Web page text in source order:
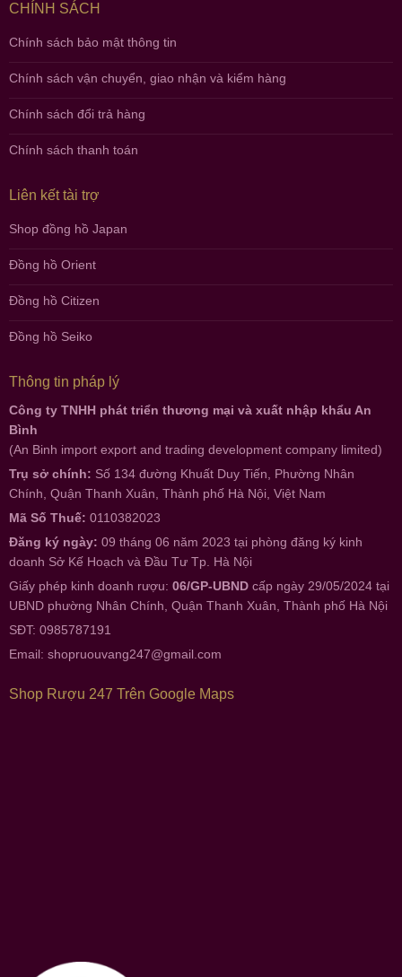
CHÍNH SÁCH
Chính sách bảo mật thông tin
Chính sách vận chuyển, giao nhận và kiểm hàng
Chính sách đổi trả hàng
Chính sách thanh toán
Liên kết tài trợ
Shop đồng hồ Japan
Đồng hồ Orient
Đồng hồ Citizen
Đồng hồ Seiko
Thông tin pháp lý
Công ty TNHH phát triển thương mại và xuất nhập khẩu An
Bình
(An Binh import export and trading development company limited)
Trụ sở chính: Số 134 đường Khuất Duy Tiến, Phường Nhân
Chính, Quận Thanh Xuân, Thành phố Hà Nội, Việt Nam
Mã Số Thuế: 0110382023
Đăng ký ngày: 09 tháng 06 năm 2023 tại phòng đăng ký kinh
doanh Sở Kế Hoạch và Đầu Tư Tp. Hà Nội
Giấy phép kinh doanh rượu: 06/GP-UBND cấp ngày 29/05/2024 tại
UBND phường Nhân Chính, Quận Thanh Xuân, Thành phố Hà Nội
SĐT: 0985787191
Email: shopruouvang247@gmail.com
Shop Rượu 247 Trên Google Maps